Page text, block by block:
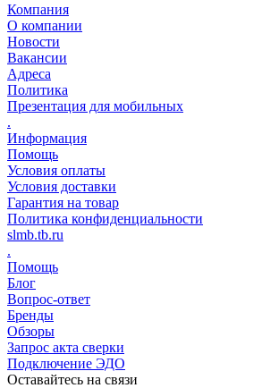
Компания
О компании
Новости
Вакансии
Адреса
Политика
Презентация для мобильных
.
Информация
Помощь
Условия оплаты
Условия доставки
Гарантия на товар
Политика конфиденциальности
slmb.tb.ru
.
Помощь
Блог
Вопрос-ответ
Бренды
Обзоры
Запрос акта сверки
Подключение ЭДО
Оставайтесь на связи